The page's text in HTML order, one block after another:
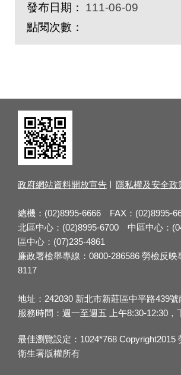
發布日期：
111-06-09
點閱次數：
政府網站資料開放宣告 隱私權及安全政
總機：(02)8995-6666 FAX：(02)8995-
北區中心：(02)8995-6700 中區中心：
區中心：(07)235-4861
廉政署檢舉專線：0800-286586 勞檢反映
8117
地址：242030 新北市新莊區中平路439號
服務時間：週一至週五 上午8:30-12:30，
最佳瀏覽設定：1024*768 Copyright2015
衛生署版權所有